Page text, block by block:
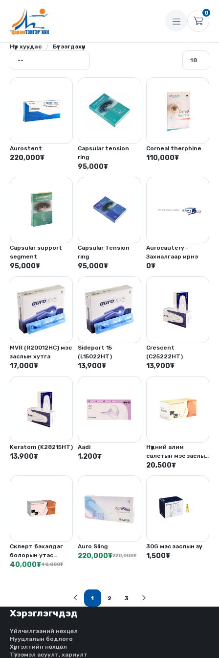
0
Нүүр хуудас Бүтээгдэхүүн
Aurostent
220,000₮
Capsular tension
ring
95,000₮
Corneal therphine
110,000₮
Capsular support
segment
95,000₮
Capsular Tension
ring
95,000₮
Aurocautery -
Захиалгаар ирнэ
0₮
MVR (R20012HC) мэс
заслын хутга
17,000₮
Sideport 15
(L15022HT)
13,900₮
Crescent
(C25222HT)
13,900₮
Keratom (K28215HT)
13,900₮
Aadi
1,200₮
Нүдний алим
салстын мэс заслын
неилон утас
20,500₮
Склерт бэхэлдэг
болорын утас
(Polypropylene)
40,000₮40,000₮
Auro Sling
220,000₮220,000₮
30G мэс заслын зүү
1,500₮
1
(current)
2 3
Хэрэглэгчдэд
Үйлчилгээний нөхцөл
Нууцлалын бодлого
Хүргэлтийн нөхцөл
Түгээмэл асуулт, хариулт